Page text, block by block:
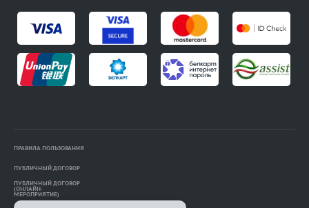
ПРАВИЛА ПОЛЬЗОВАНИЯ
ПУБЛИЧНЫЙ ДОГОВОР
ПУБЛИЧНЫЙ ДОГОВОР
(ОНЛАЙН-
МЕРОПРИЯТИЕ)